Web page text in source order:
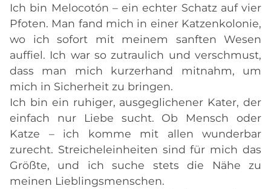
Ich bin Melocotón – ein echter Schatz auf vier
Pfoten. Man fand mich in einer Katzenkolonie,
wo ich sofort mit meinem sanften Wesen
auffiel. Ich war so zutraulich und verschmust,
dass man mich kurzerhand mitnahm, um
mich in Sicherheit zu bringen.
Ich bin ein ruhiger, ausgeglichener Kater, der
einfach nur Liebe sucht. Ob Mensch oder
Katze – ich komme mit allen wunderbar
zurecht. Streicheleinheiten sind für mich das
Größte, und ich suche stets die Nähe zu
meinen Lieblingsmenschen.